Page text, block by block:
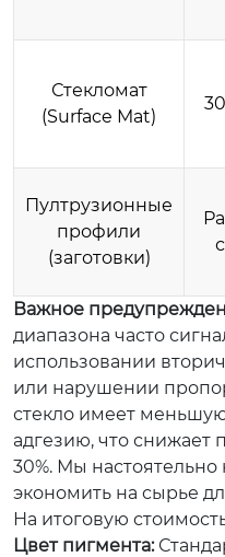
Стекломат
(Surface Mat)
Пултрузионные
профили
(заготовки)
Важное
диапазона часто
использовании
или нарушении
стекло имеет
адгезию, что снижает
30%. Мы
экономить на сырье
На итоговую
Цвет пигмента: